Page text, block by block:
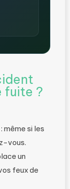
fuite ?
si les
vous.
un
feux de